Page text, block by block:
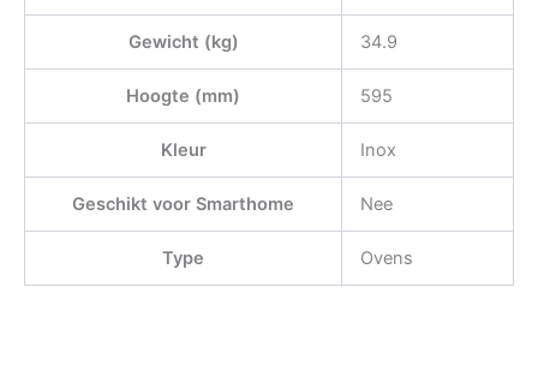
Gewicht (kg) 34.9
Hoogte (mm) 595
Kleur Inox
Geschikt voor Smarthome Nee
Type Ovens